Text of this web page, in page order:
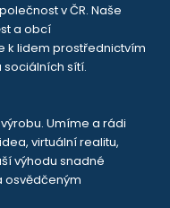
v ČR. Naše
a obcí
k lidem prostřednictvím
sociálních sítí.
Umíme a rádi
virtuální realitu,
výhodu snadné
osvědčeným